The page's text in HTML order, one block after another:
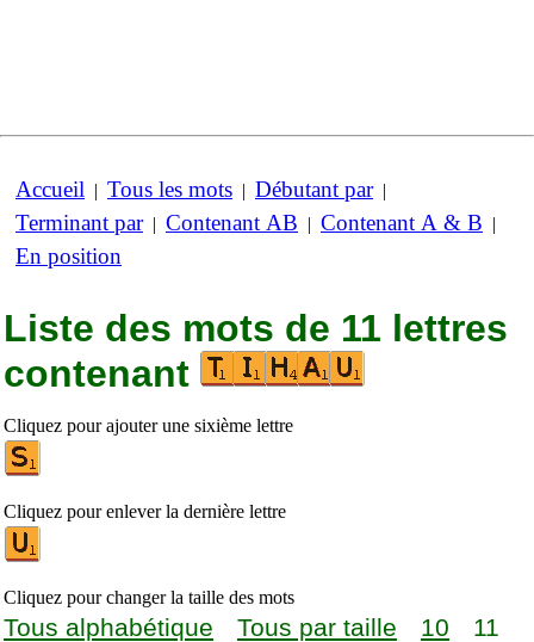
Accueil | Tous les mots | Débutant par|
Terminant par| Contenant AB | Contenant A & B |
En position
Liste des mots de 11 lettres
contenant
Cliquez pour ajouter une sixième lettre
Cliquez pour enlever la dernière lettre
Cliquez pour changer la taille des mots
Tous alphabétique Tous par taille 10 11